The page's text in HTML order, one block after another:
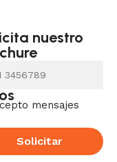
nuestro
mensajes
Solicitar